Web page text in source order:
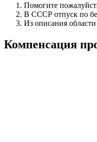
Помогите
В СССР отпуск по
Из описания
Компенсация